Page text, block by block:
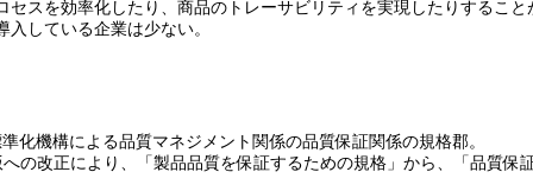
セスを効率化したり、商品のトレーサビリティを実現したりするこ
している企業は少ない。
化機構による品質マネジメント関係の品質保証関係の規格郡。
の改正により、「製品品質を保証するための規格」から、「品質